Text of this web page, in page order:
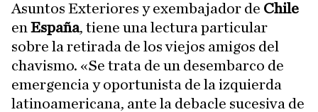
Asuntos Exteriores y exembajador de Chile
en España, tiene una lectura particular
sobre la retirada de los viejos amigos del
chavismo. «Se trata de un desembarco de
emergencia y oportunista de la izquierda
latinoamericana, ante la debacle sucesiva de